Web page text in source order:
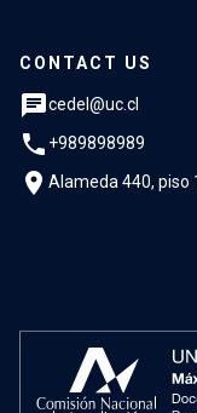
CONTACT US
chatcedel@uc.cl
phone +989898989
location_on Alameda 440, piso